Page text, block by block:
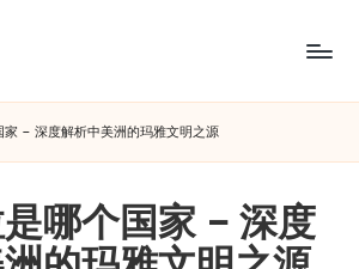
家 – 深度解析中美洲的玛雅文明之源
哪个国家 – 深度